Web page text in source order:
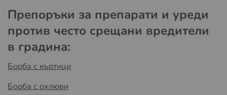
Препоръки за препарати и уреди
против често срещани вредители
в градина:
Борба с къртици
Борба с охлюви